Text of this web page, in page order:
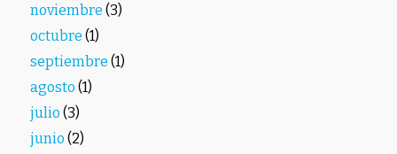
noviembre(3)
octubre(1)
septiembre(1)
agosto(1)
julio(3)
junio(2)